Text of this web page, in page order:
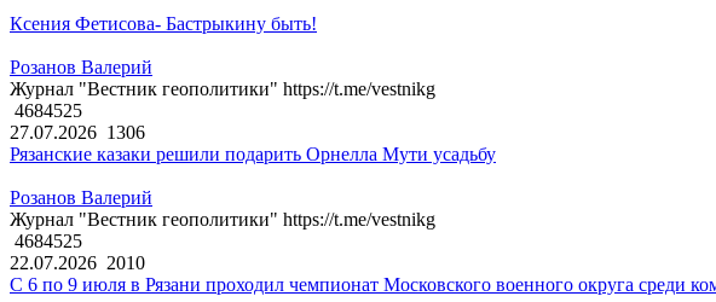
Ксения Фетисова- Бастрыкину быть!
Розанов Валерий
Журнал "Вестник геополитики" https://t.me/vestnikg
4684525
27.07.2026 1306
Рязанские казаки решили подарить Орнелла Мути усадьбу
Розанов Валерий
Журнал "Вестник геополитики" https://t.me/vestnikg
4684525
22.07.2026 2010
С 6 по 9 июля в Рязани проходил чемпионат Московского военного округа среди